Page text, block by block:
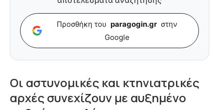
Προσθήκη του paragogin.gr στην
Google
Οι αστυνομικές και κτηνιατρικές
αρχές συνεχίζουν με αυξημένο